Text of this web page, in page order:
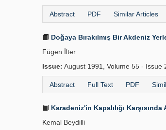
Abstract PDF Similar Articles
Doğaya Bırakılmış Bir Akdeniz
Fügen İlter
Issue: August 1991, Volume 55 - Issue
Abstract Full Text PDF
Karadeniz'in Kapalılığı
Kemal Beydilli